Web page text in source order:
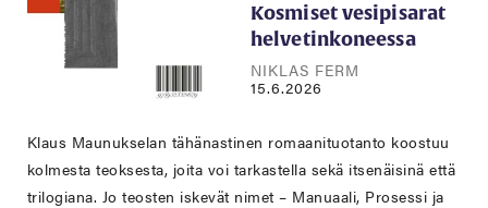
Kosmiset vesipisarat
helvetinkoneessa
NIKLAS FERM
15.6.2026
Klaus Maunukselan tähänastinen romaanituotanto koostuu
kolmesta teoksesta, joita voi tarkastella sekä itsenäisinä että
trilogiana. Jo teosten iskevät nimet – Manuaali, Prosessi ja